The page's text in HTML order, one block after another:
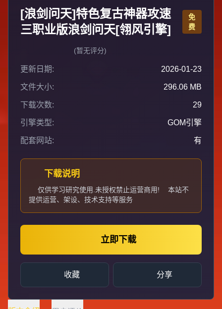
[浪剑问天]特色复古神器攻速
三职业版浪剑问天[翎风引擎]
免
费
(暂无评分)
更新日期: 2026-01-23
文件大小: 296.06 MB
下载次数: 29
引擎类型: GOM引擎
配套网站: 有
下载说明
仅供学习研究使用.未授权禁止运营商用!
本站不
提供运营、架设、技术支持等服务
立即下载
收藏 分享